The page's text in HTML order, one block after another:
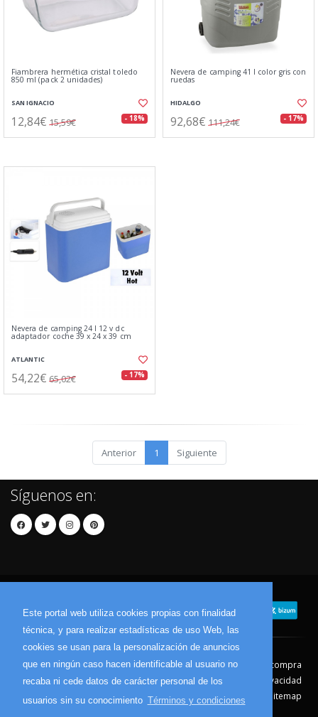
Este portal web utiliza cookies propias con finalidad
técnica, y para realizar estadísticas de uso Web, las
cookies se usan para la personalización de anuncios
que en ningún caso hacen identificable al usuario no
recaba ni cede datos de carácter personal de los
usuarios sin su conocimiento Términos y condiciones
Fiambrera hermética cristal toledo
850 ml (pack 2 unidades)
SAN IGNACIO
12,84€ 15,59€ - 18%
Nevera de camping 41 l color gris con
ruedas
HIDALGO
92,68€ 111,24€ - 17%
Nevera de camping 24 l 12 v dc
adaptador coche 39 x 24 x 39 cm
ATLANTIC
54,22€ 65,02€ - 17%
Anterior 1 Siguiente
Síguenos en:
Contacto Aviso Legal
Condiciones de compra
Política de envíos
Política de devolución
Política de Privacidad
Política de Cookies
Sitemap